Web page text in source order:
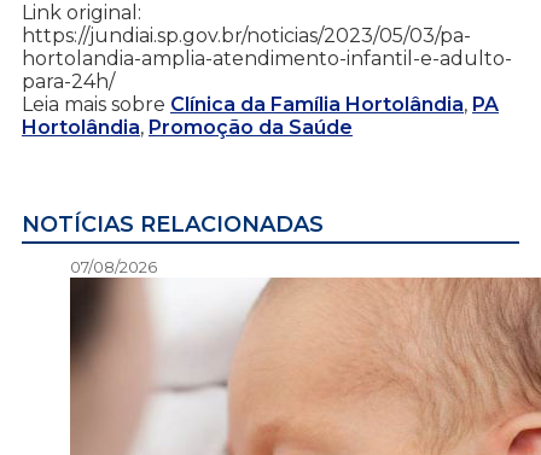
Link original:
https://jundiai.sp.gov.br/noticias/2023/05/03/pa-
hortolandia-amplia-atendimento-infantil-e-adulto-
para-24h/
Leia mais sobre Clínica da Família Hortolândia, PA
Hortolândia, Promoção da Saúde
NOTÍCIAS RELACIONADAS
07/08/2026